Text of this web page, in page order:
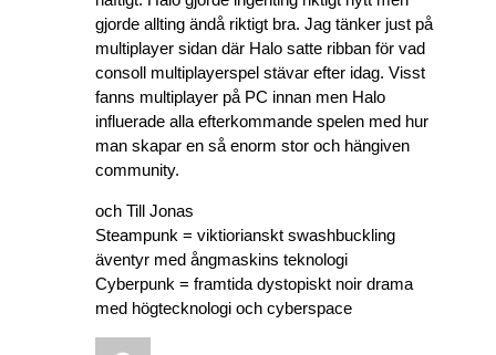
gjorde allting ändå riktigt bra. Jag tänker just på
multiplayer sidan där Halo satte ribban för vad
consoll multiplayerspel stävar efter idag. Visst
fanns multiplayer på PC innan men Halo
influerade alla efterkommande spelen med hur
man skapar en så enorm stor och hängiven
community.
och Till Jonas
Steampunk = viktiorianskt swashbuckling
äventyr med ångmaskins teknologi
Cyberpunk = framtida dystopiskt noir drama
med högtecknologi och cyberspace